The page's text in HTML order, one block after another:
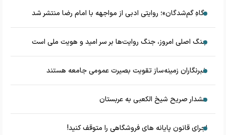
«گاهِ گم‌شدگان»؛ روایتی ادبی از مواجهه با امام رضا منتشر شد
جنگ اصلی امروز، جنگ روایت‌ها بر سر امید و هویت ملی است
خبرنگاران زمینه‌ساز تقویت بصیرت عمومی جامعه هستند
هشدار صریح شیخ الکعبی به عربستان
اجرای قانون پایانه های فروشگاهی را متوقف کنید!